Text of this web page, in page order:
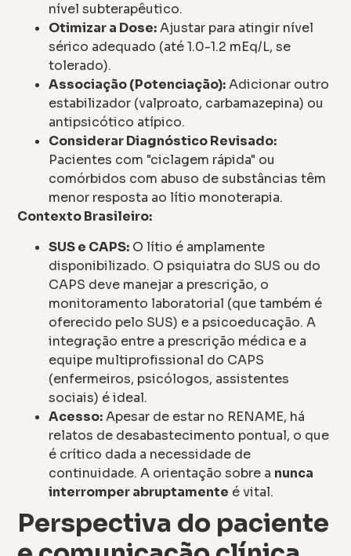
nível subterapêutico.
Otimizar a Dose:Ajustar para atingir nível
sérico adequado (até 1.0-1.2 mEq/L, se
tolerado).
Associação (Potenciação):Adicionar outro
estabilizador (valproato, carbamazepina) ou
antipsicótico atípico.
Considerar Diagnóstico Revisado:
Pacientes com "ciclagem rápida" ou
comórbidos com abuso de substâncias têm
menor resposta ao lítio monoterapia.
Contexto Brasileiro:
SUS e CAPS: O lítio é amplamente
disponibilizado. O psiquiatra do SUS ou do
CAPS deve manejar a prescrição, o
monitoramento laboratorial (que também é
oferecido pelo SUS) e a psicoeducação. A
integração entre a prescrição médica e a
equipe multiprofissional do CAPS
(enfermeiros, psicólogos, assistentes
sociais) é ideal.
Acesso:Apesar de estar no RENAME, há
relatos de desabastecimento pontual, o que
é crítico dada a necessidade de
continuidade. A orientação sobre a nunca
interromper abruptamente é vital.
Perspectiva do paciente